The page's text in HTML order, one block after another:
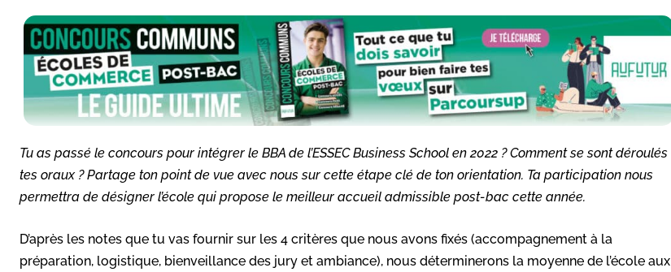
Tu as passé le concours pour intégrer le BBA de l’ESSEC Business School en 2022 ? Comment se sont déroulés
tes oraux ? Partage ton point de vue avec nous sur cette étape clé de ton orientation. Ta participation nous
permettra de désigner l’école qui propose le meilleur accueil admissible post-bac cette année.
D’après les notes que tu vas fournir sur les 4 critères que nous avons fixés (accompagnement à la
préparation, logistique, bienveillance des jury et ambiance), nous déterminerons la moyenne de l’école aux